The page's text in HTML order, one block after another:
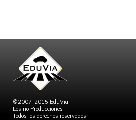
©2007-2015 EduVia
Losino Producciones
Todos los derechos reservados.